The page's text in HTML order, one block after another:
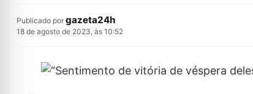
Publicado por gazeta24h
18 de agosto de 2023, às 10:52